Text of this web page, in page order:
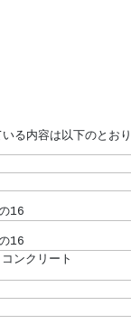
る内容は以下のとお
16
16
ンクリート